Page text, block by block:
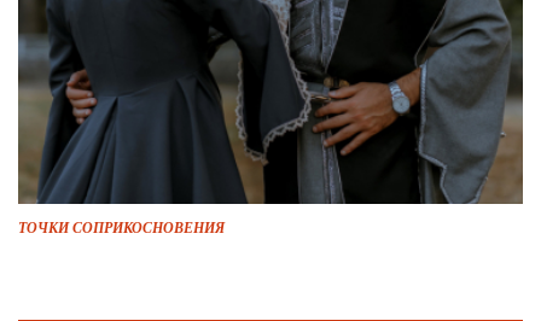
ТОЧКИ СОПРИКОСНОВЕНИЯ